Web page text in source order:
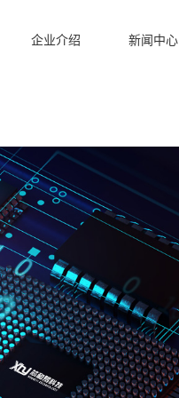
企业介绍 新闻中心